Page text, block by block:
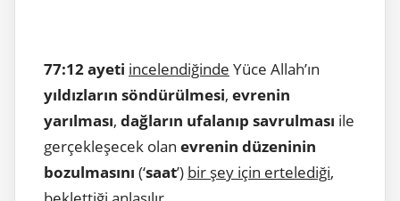
77:12 ayeti incelendiğinde Yüce Allah’ın
yıldızların söndürülmesi, evrenin
yarılması, dağların ufalanıp savrulması ile
gerçekleşecek olan evrenin düzeninin
bozulmasını (‘saat’) bir şey için ertelediği,